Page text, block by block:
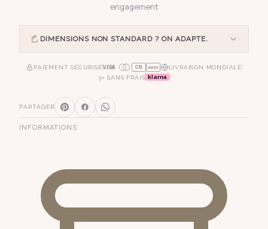
engagement
DIMENSIONS NON STANDARD ? ON ADAPTE.
PAIEMENT SÉCURISÉ CB AMEX
LIVRAISON MONDIALE
3× SANS FRAIS klarna
PARTAGER
INFORMATIONS